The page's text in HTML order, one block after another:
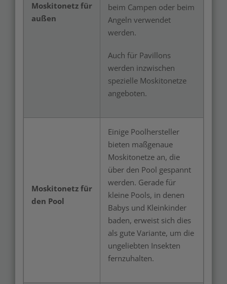
Moskitonetz für
außen
beim Campen oder beim
Angeln verwendet
werden.
Auch für Pavillons
werden inzwischen
spezielle Moskitonetze
angeboten.
Moskitonetz für
den Pool
Einige Poolhersteller
bieten maßgenaue
Moskitonetze an, die
über den Pool gespannt
werden. Gerade für
kleine Pools, in denen
Babys und Kleinkinder
baden, erweist sich dies
als gute Variante, um die
ungeliebten Insekten
fernzuhalten.